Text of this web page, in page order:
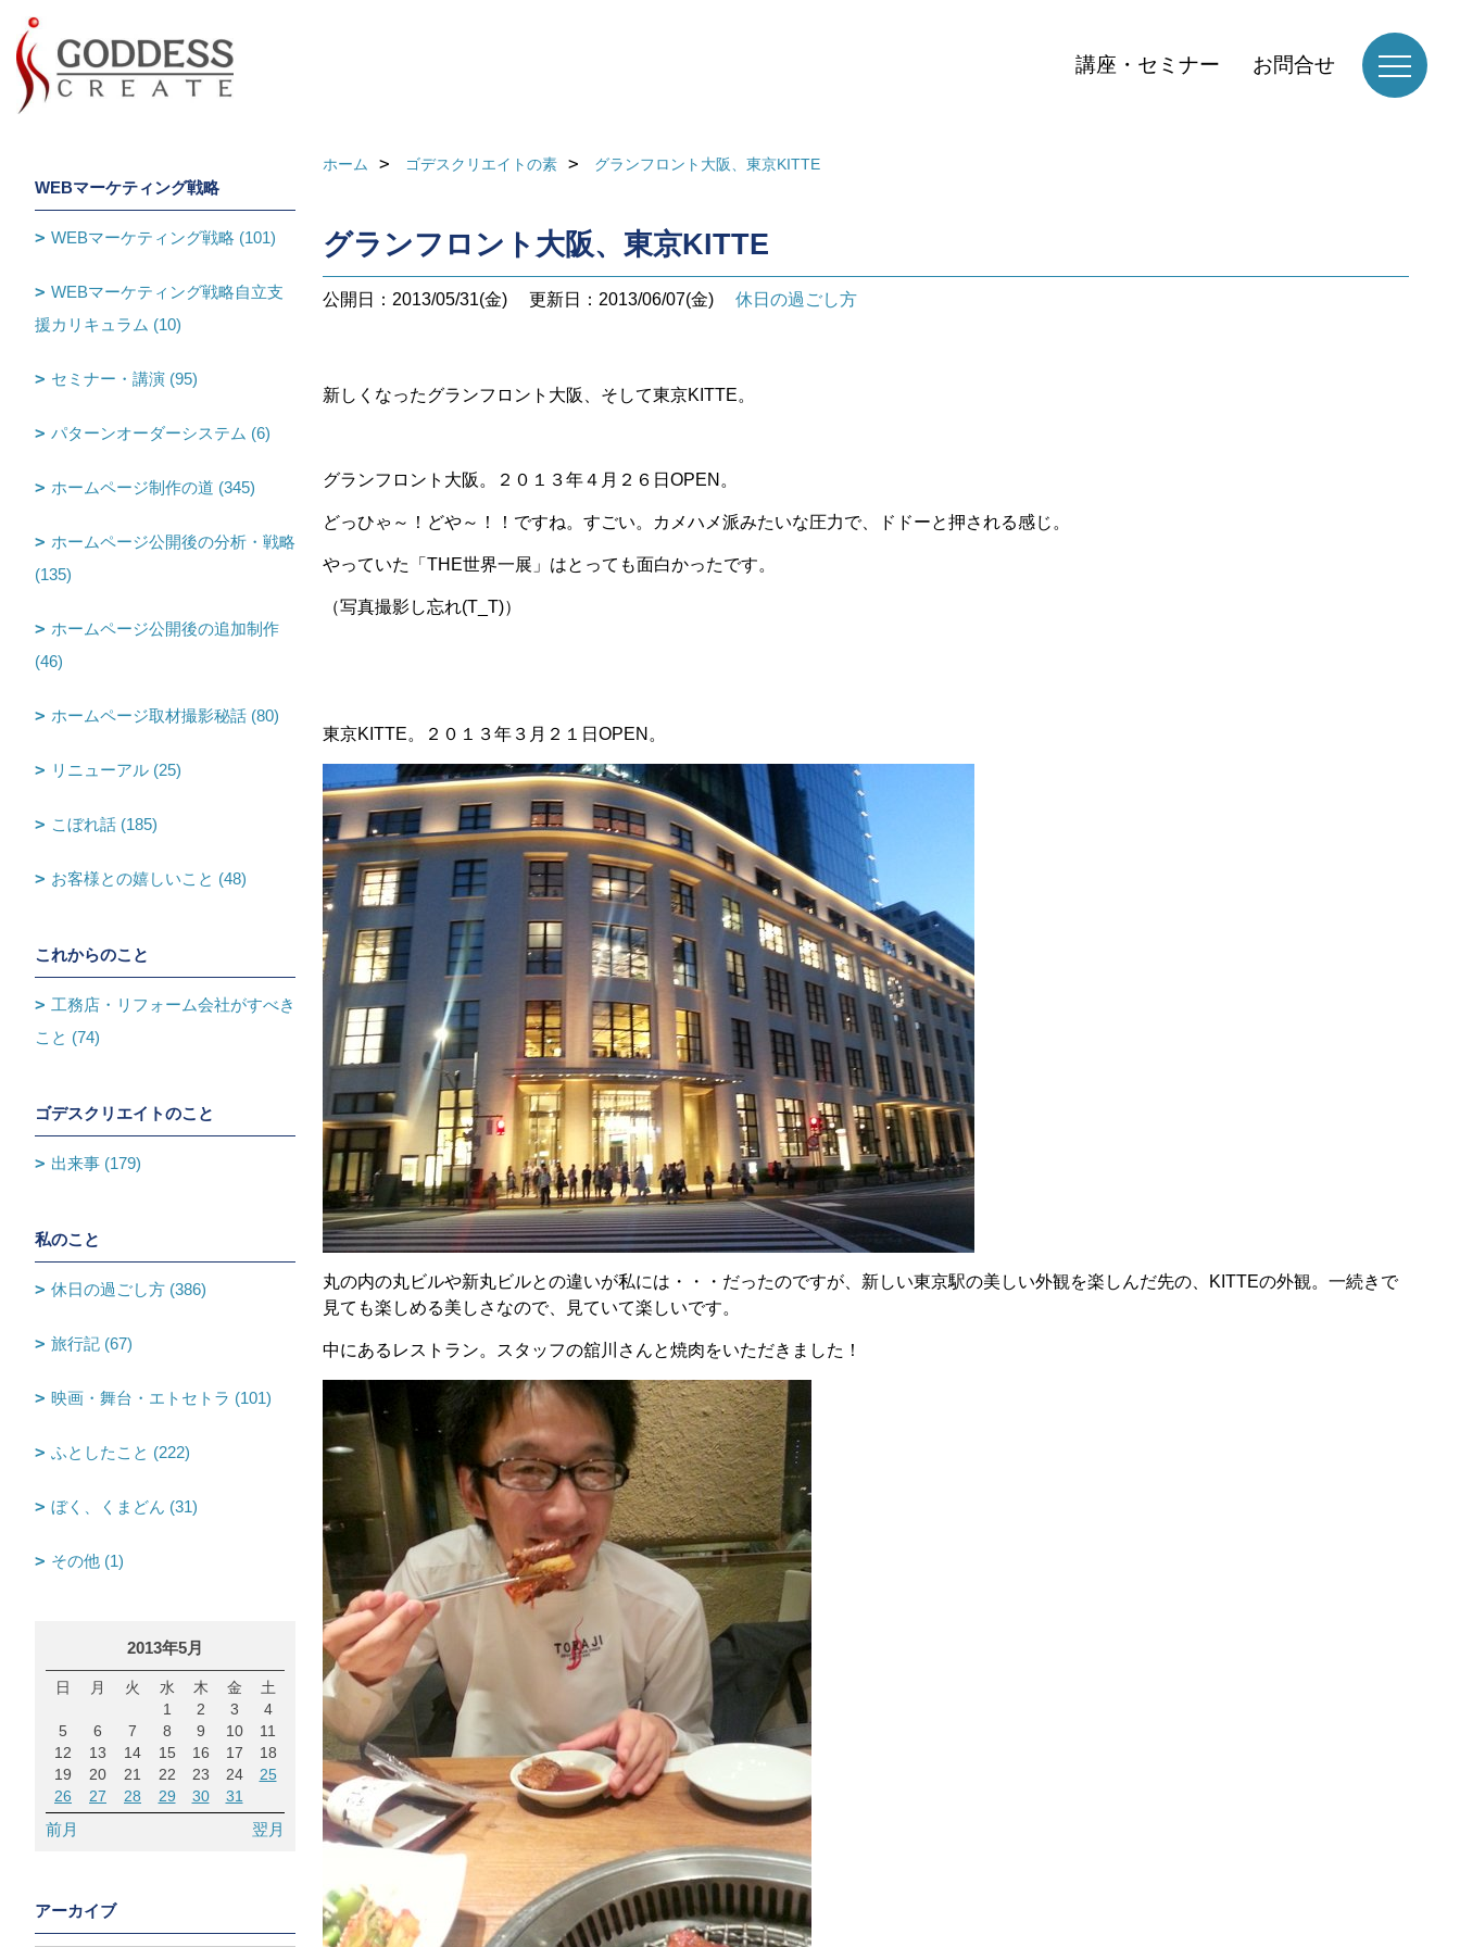
講座・セミナー お問合せ
ホーム ゴデスクリエイトの素 グランフロント大阪、東京KITTE
グランフロント大阪、東京KITTE
公開日：2013/05/31(金) 更新日：2013/06/07(金) 休日の過ごし方
新しくなったグランフロント大阪、そして東京KITTE。
グランフロント大阪。２０１３年４月２６日OPEN。
どっひゃ～！どや～！！ですね。すごい。カメハメ派みたいな圧力で、ドドーと押される感じ。
やっていた「THE世界一展」はとっても面白かったです。
（写真撮影し忘れ(T_T)）
東京KITTE。２０１３年３月２１日OPEN。
丸の内の丸ビルや新丸ビルとの違いが私には・・・だったのですが、新しい東京駅の美しい外観を楽しんだ先の、KITTEの外観。一続きで
見ても楽しめる美しさなので、見ていて楽しいです。
中にあるレストラン。スタッフの舘川さんと焼肉をいただきました！
WEBマーケティング戦略
WEBマーケティング戦略 (101)
WEBマーケティング戦略自立支
援カリキュラム (10)
セミナー・講演 (95)
パターンオーダーシステム (6)
ホームページ制作の道 (345)
ホームページ公開後の分析・戦略
(135)
ホームページ公開後の追加制作
(46)
ホームページ取材撮影秘話 (80)
リニューアル (25)
こぼれ話 (185)
お客様との嬉しいこと (48)
これからのこと
工務店・リフォーム会社がすべき
こと (74)
ゴデスクリエイトのこと
出来事 (179)
私のこと
休日の過ごし方 (386)
旅行記 (67)
映画・舞台・エトセトラ (101)
ふとしたこと (222)
ぼく、くまどん (31)
その他 (1)
2013年5月
日 月 火 水 木 金
土
1
2 3
4
5
6 7 8 9 10
11
12
13 14 15 16 17
18
19
20 21 22 23 24
25
26
27 28 29 30 31
前月 翌月
アーカイブ